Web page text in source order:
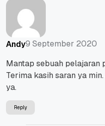
Andy9 September 2020
Mantap sebuah pelajaran
Terima kasih saran ya
ya.
Reply